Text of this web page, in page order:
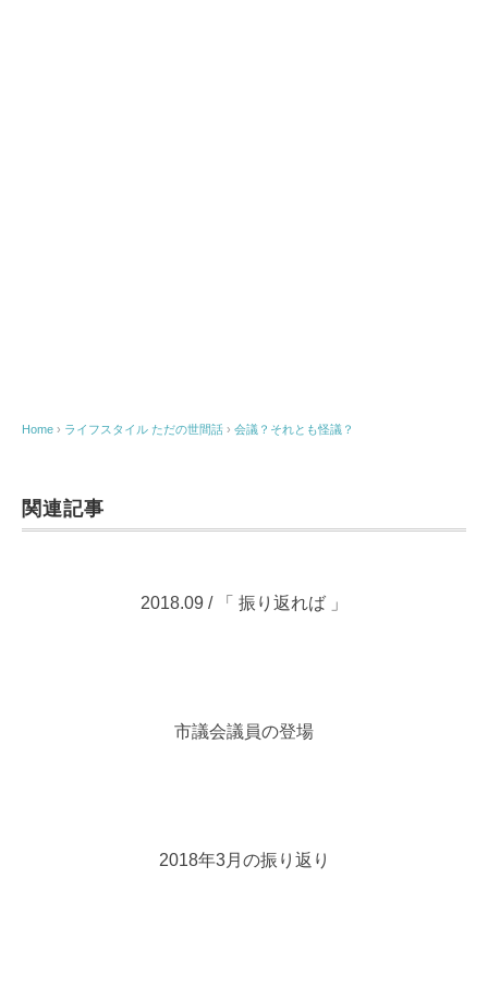
Home › ライフスタイル ただの世間話 › 会議？それとも怪議？
関連記事
2018.09 / 「 振り返れば 」
市議会議員の登場
2018年3月の振り返り